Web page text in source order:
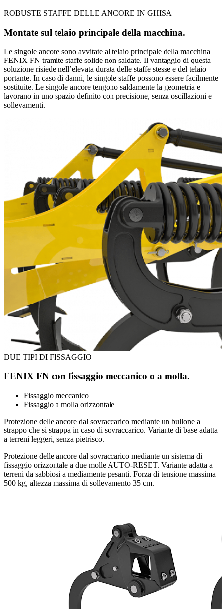
ROBUSTE STAFFE DELLE ANCORE IN GHISA
Montate sul telaio principale della macchina.
Le singole ancore sono avvitate al telaio principale della macchina
FENIX FN tramite staffe solide non saldate. Il vantaggio di questa
soluzione risiede nell’elevata durata delle staffe stesse e del telaio
portante. In caso di danni, le singole staffe possono essere facilmente
sostituite. Le singole ancore tengono saldamente la geometria e
lavorano in uno spazio definito con precisione, senza oscillazioni e
sollevamenti.
DUE TIPI DI FISSAGGIO
FENIX FN con fissaggio meccanico o a molla.
Fissaggio meccanico
Fissaggio a molla orizzontale
Protezione delle ancore dal sovraccarico mediante un bullone a
strappo che si strappa in caso di sovraccarico. Variante di base adatta
a terreni leggeri, senza pietrisco.
Protezione delle ancore dal sovraccarico mediante un sistema di
fissaggio orizzontale a due molle AUTO-RESET. Variante adatta a
terreni da sabbiosi a mediamente pesanti. Forza di tensione massima
500 kg, altezza massima di sollevamento 35 cm.